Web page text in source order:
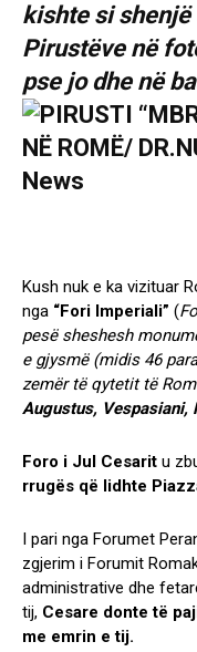
kishte si
Pirustëve në
pse jo dhe në
Kush nuk e ka vizituar
nga “Fori Imperiali” (
pesë sheshesh
e gjysmë (midis 46
zemër të qytetit të
Augustus, Vespasiani,
Foro i Jul Cesarit u
rrugës që lidhte
I pari nga Forumet
zgjerim i Forumit
administrative dhe
tij, Cesare donte të
me emrin e tij.